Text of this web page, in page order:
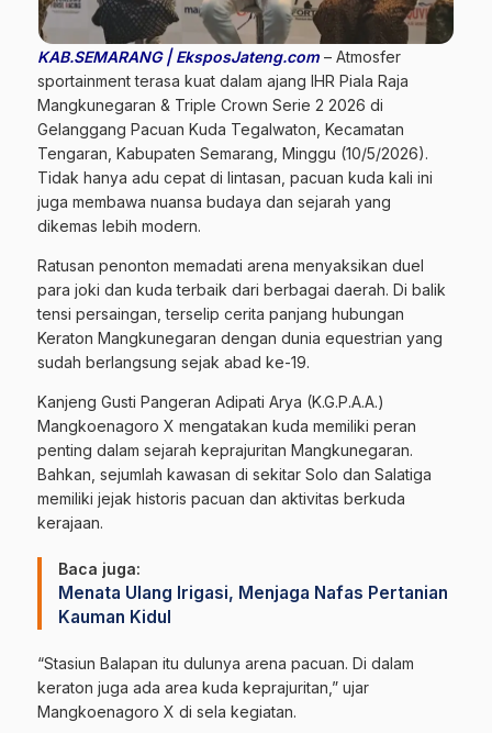
KAB.SEMARANG | EksposJateng.com – Atmosfer
sportainment terasa kuat dalam ajang IHR Piala Raja
Mangkunegaran & Triple Crown Serie 2 2026 di
Gelanggang Pacuan Kuda Tegalwaton, Kecamatan
Tengaran, Kabupaten Semarang, Minggu (10/5/2026).
Tidak hanya adu cepat di lintasan, pacuan kuda kali ini
juga membawa nuansa budaya dan sejarah yang
dikemas lebih modern.
Ratusan penonton memadati arena menyaksikan duel
para joki dan kuda terbaik dari berbagai daerah. Di balik
tensi persaingan, terselip cerita panjang hubungan
Keraton Mangkunegaran dengan dunia equestrian yang
sudah berlangsung sejak abad ke-19.
Kanjeng Gusti Pangeran Adipati Arya (K.G.P.A.A.)
Mangkoenagoro X mengatakan kuda memiliki peran
penting dalam sejarah keprajuritan Mangkunegaran.
Bahkan, sejumlah kawasan di sekitar Solo dan Salatiga
memiliki jejak historis pacuan dan aktivitas berkuda
kerajaan.
Baca juga:
Menata Ulang Irigasi, Menjaga Nafas Pertanian
Kauman Kidul
“Stasiun Balapan itu dulunya arena pacuan. Di dalam
keraton juga ada area kuda keprajuritan,” ujar
Mangkoenagoro X di sela kegiatan.